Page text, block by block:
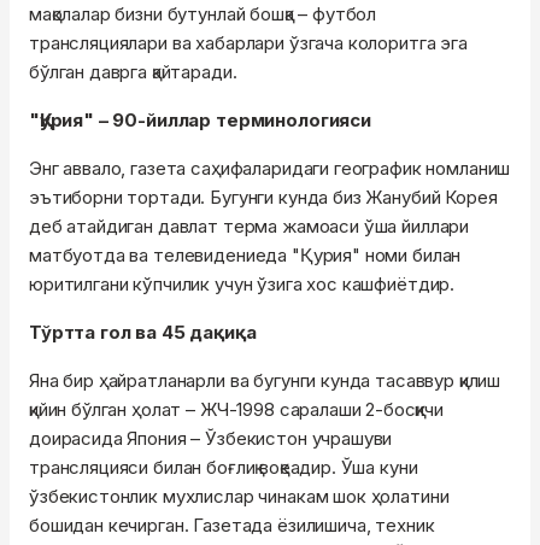
мақолалар бизни бутунлай бошқа – футбол
трансляциялари ва хабарлари ўзгача колоритга эга
бўлган даврга қайтаради.
"Қурия" – 90-йиллар терминологияси
Энг аввало, газета саҳифаларидаги географик номланиш
эътиборни тортади. Бугунги кунда биз Жанубий Корея
деб атайдиган давлат терма жамоаси ўша йиллари
матбуотда ва телевидениеда "Қурия" номи билан
юритилгани кўпчилик учун ўзига хос кашфиётдир.
Тўртта гол ва 45 дақиқа
Яна бир ҳайратланарли ва бугунги кунда тасаввур қилиш
қийин бўлган ҳолат – ЖЧ-1998 саралаши 2-босқичи
доирасида Япония – Ўзбекистон учрашуви
трансляцияси билан боғлиқ воқеадир. Ўша куни
ўзбекистонлик мухлислар чинакам шок ҳолатини
бошидан кечирган. Газетада ёзилишича, техник